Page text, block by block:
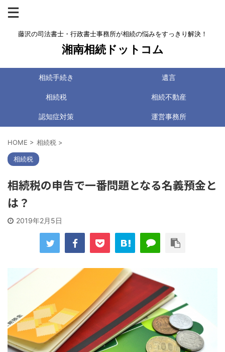
藤沢の司法書士・行政書士事務所が相続の悩みをすっきり解決！
湘南相続ドットコム
相続手続き 遺言
相続税 相続不動産
認知症対策 運営事務所
HOME > 相続税 >
相続税
相続税の申告で一番問題となる名義預金と
は？
2019年2月5日